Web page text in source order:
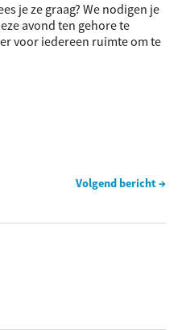
je ze graag? We nodigen je
avond ten gehore te
voor iedereen ruimte om te
Volgend bericht →